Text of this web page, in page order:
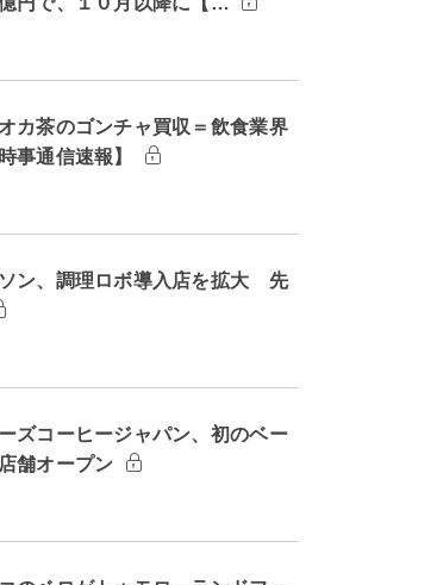
カ茶のゴンチャ買収＝飲食業界
事通信速報】
ソン、調理ロボ導入店を拡大 先
ズコーヒージャパン、初のベー
舗オープン